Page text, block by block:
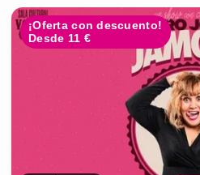
¡Oferta con descuento!
Desde 11 €